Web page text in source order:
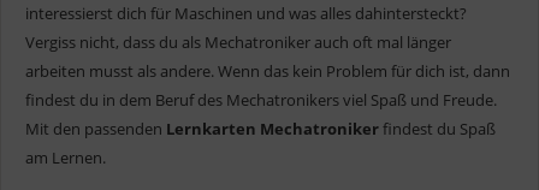
interessierst dich für Maschinen und was alles dahintersteckt?
Vergiss nicht, dass du als Mechatroniker auch oft mal länger
arbeiten musst als andere. Wenn das kein Problem für dich ist, dann
findest du in dem Beruf des Mechatronikers viel Spaß und Freude.
Mit den passenden Lernkarten Mechatronikerfindest du Spaß
am Lernen.